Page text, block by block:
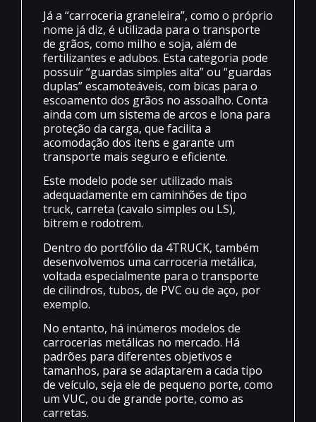
Já a “carroceria graneleira”, como o próprio
nome já diz, é utilizada para o transporte
de grãos, como milho e soja, além de
fertilizantes e adubos. Esta categoria pode
possuir “guardas simples alta” ou “guardas
duplas” escamoteáveis, com bicas para o
escoamento dos grãos no assoalho. Conta
ainda com um sistema de arcos e lona para
proteção da carga, que facilita a
acomodação dos itens e garante um
transporte mais seguro e eficiente.
Este modelo pode ser utilizado mais
adequadamente em caminhões de tipo
truck, carreta (cavalo simples ou LS),
bitrem e rodotrem.
Dentro do portfólio da 4TRUCK, também
desenvolvemos uma carroceria metálica,
voltada especialmente para o transporte
de cilindros, tubos, de PVC ou de aço, por
exemplo.
No entanto, há inúmeros modelos de
carrocerias metálicas no mercado. Há
padrões para diferentes objetivos e
tamanhos, para se adaptarem a cada tipo
de veículo, seja ele de pequeno porte, como
um VUC, ou de grande porte, como as
carretas.